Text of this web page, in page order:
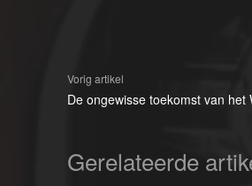
Vorig artikel
De ongewisse toekomst van het
Gerelateerde